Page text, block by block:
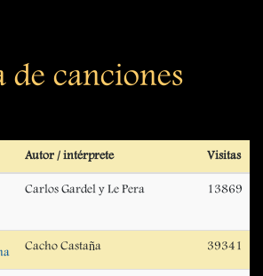
de canciones
Autor / intérprete Visitas
Carlos Gardel y Le Pera 13869
Cacho Castaña 39341